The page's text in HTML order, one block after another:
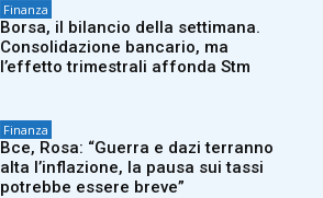
Finanza
Borsa, il bilancio della settimana.
Consolidazione bancario, ma
l’effetto trimestrali affonda Stm
Finanza
Bce, Rosa: “Guerra e dazi terranno
alta l’inflazione, la pausa sui tassi
potrebbe essere breve”